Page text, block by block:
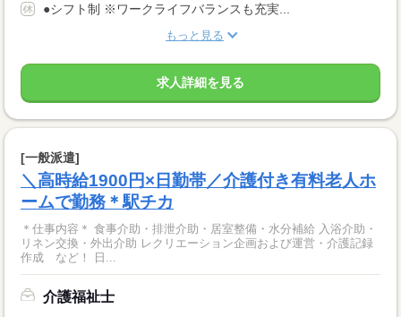
●シフト制 ※ワークライフバランスも充実...
もっと見る
求人詳細を見る
[一般派遣]
＼高時給1900円×日勤帯／介護付き有料老人ホ
ームで勤務＊駅チカ
＊仕事内容＊ 食事介助・排泄介助・居室整備・水分補給 入浴介助・
リネン交換・外出介助 レクリエーション企画および運営・介護記録
作成 など！ 日...
介護福祉士